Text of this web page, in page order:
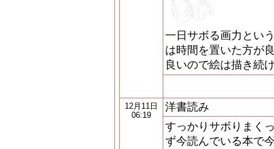
一日サボる画力とい
は時間を置いた方が
良いので絵は描き続
12月11日
06:19
洋書読み
すっかりサボりまく
ず今読んでいる本で